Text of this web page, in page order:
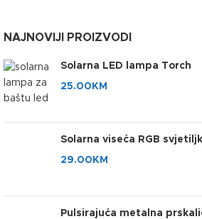
NAJNOVIJI PROIZVODI
Solarna LED lampa Torch
25.00 KM
Solarna viseća RGB
29.00 KM
Pulsirajuća metalna